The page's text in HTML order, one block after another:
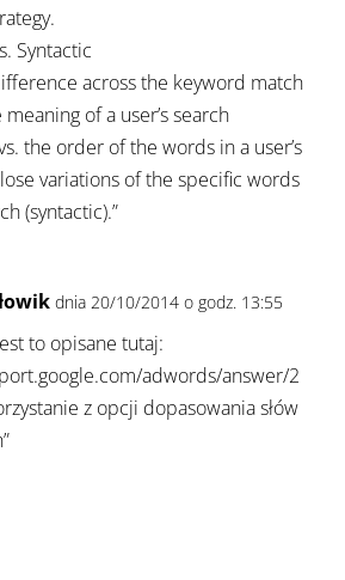
Syntactic
across the keyword match
of a user’s search
the order of the words in a user’s
variations of the specific words
(syntactic).”
dnia 20/10/2014 o godz. 13:55
to opisane tutaj:
adwords/answer/2
z opcji dopasowania słów